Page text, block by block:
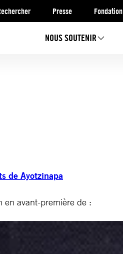
Presse Fondation
NOUS SOUTENIR
de Ayotzinapa
en avant-première de :